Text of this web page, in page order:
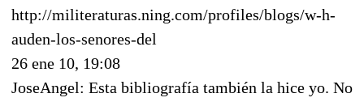
http://militeraturas.ning.com/profiles/blogs/w-h-
auden-los-senores-del
26 ene 10, 19:08
JoseAngel: Esta bibliografía también la hice yo. No